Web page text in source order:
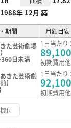
1988年 12月 築
期間
月額目安
た芸術劇場
日未満
1日当たり
89,100
初期費用
きた芸術劇
】
1日当たり
92,100
初期費用
付